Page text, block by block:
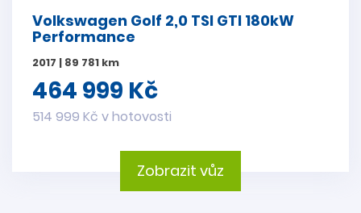
Volkswagen Golf 2,0 TSI GTI 180kW
Performance
2017 | 89 781 km
464 999 Kč
514 999 Kč v hotovosti
Zobrazit vůz